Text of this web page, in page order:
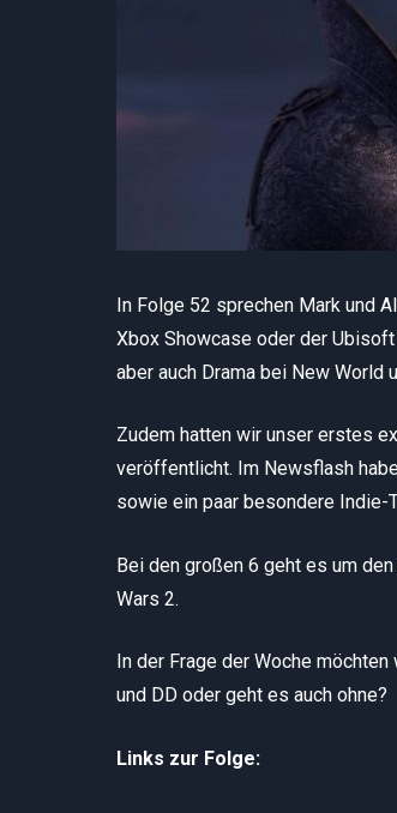
In Folge 52 sprechen Mark und
Xbox Showcase oder der
aber auch Drama bei New World
Zudem hatten wir unser erstes
veröffentlicht. Im Newsflash
sowie ein paar besondere Indie-
Bei den großen 6 geht es um
Wars 2.
In der Frage der Woche
und DD oder geht es auch ohne?
Links zur Folge: